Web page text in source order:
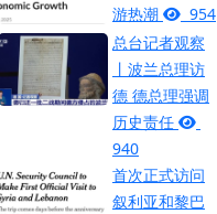
游热潮
954
总台记者观察
丨波兰总理访
德 德总理强调
历史责任
940
首次正式访问
叙利亚和黎巴